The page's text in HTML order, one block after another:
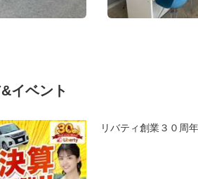
イベント
リバティ創業３０周